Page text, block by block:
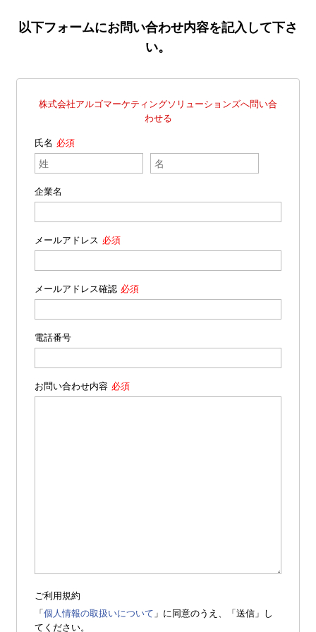
以下フォームにお問い合わせ内容を記入して下さ
い。
株式会社アルゴマーケティングソリューションズへ問い合
わせる
氏名
企業名
メールアドレス
メールアドレス確認
電話番号
お問い合わせ内容
ご利用規約
「個人情報の取扱いについて 」に同意のうえ、「送信」し
てください。